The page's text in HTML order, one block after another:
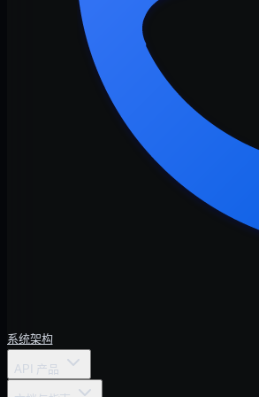
系统架构
API 产品